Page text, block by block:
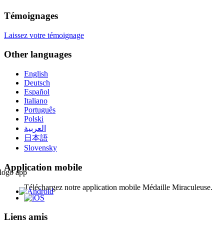
Témoignages
Laissez votre témoignage
Other languages
English
Deutsch
Español
Italiano
Português
Polski
العربية
日本語
Slovensky
Application mobile
Téléchargez notre application mobile Médaille Miraculeuse.
Liens amis